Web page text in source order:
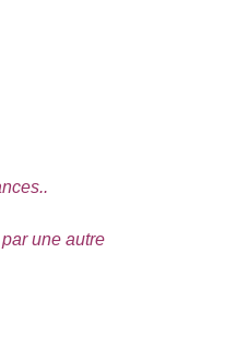
une autre